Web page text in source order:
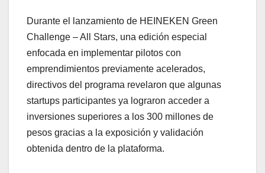
Durante el lanzamiento de HEINEKEN Green
Challenge – All Stars, una edición especial
enfocada en implementar pilotos con
emprendimientos previamente acelerados,
directivos del programa revelaron que algunas
startups participantes ya lograron acceder a
inversiones superiores a los 300 millones de
pesos gracias a la exposición y validación
obtenida dentro de la plataforma.